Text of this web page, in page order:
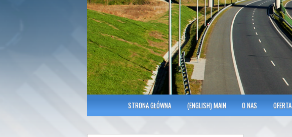
MENU GŁÓWNESTRONA GŁÓWNA (ENGLISH) MAIN O NAS OFERTA